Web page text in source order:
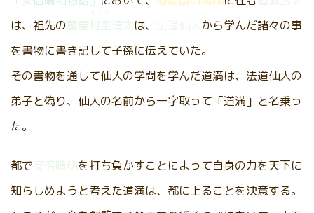
は、祖先の
は、
から学んだ諸々の事
を書物に書き記して子孫に伝えていた。
その書物を通して仙人の学問を学んだ道満は、法道仙人の
弟子と偽り、仙人の名前から一字取って「道満」と名乗っ
た。
都で
を打ち負かすことによって自身の力を天下に
知らしめようと考えた道満は、都に上ることを決意する。